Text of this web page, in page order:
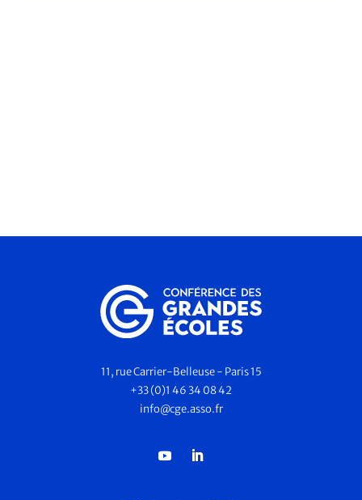
11, rue Carrier-Belleuse - Paris 15
+33 (0)1 46 34 08 42
info@cge.asso.fr